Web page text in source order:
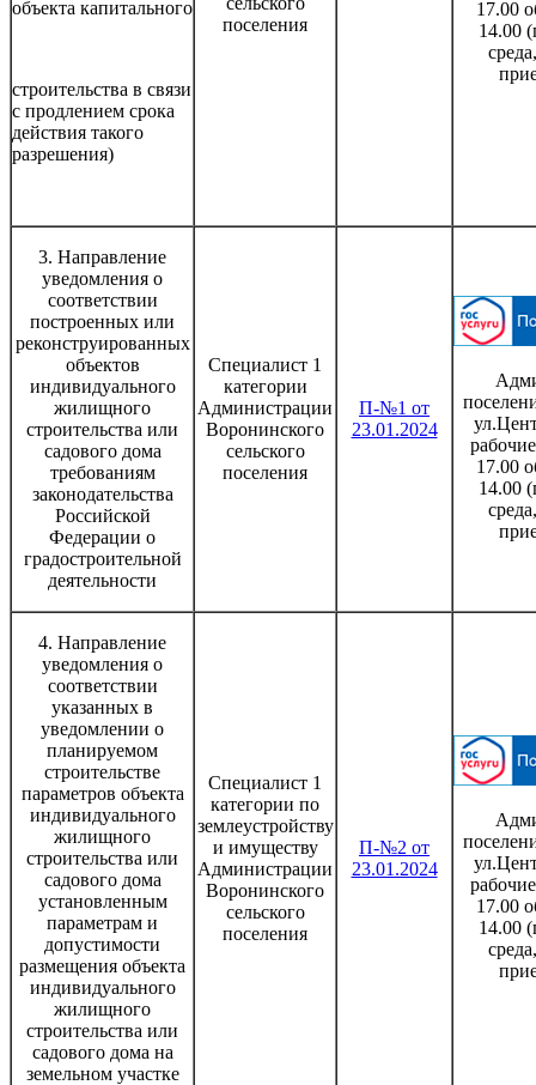
объекта капитального
строительства в связи
с продлением срока
действия такого
разрешения)
поселения
17.00
14.00
3. Направление
уведомления о
соответствии
построенных или
реконструированных
объектов
индивидуального
жилищного
строительства или
садового дома
требованиям
законодательства
Российской
Федерации о
градостроительной
деятельности
Специалист 1
категории
Администрации
Воронинского
сельского
поселения
П-№1 от
23.01.2024
17.00
14.00
4. Направление
уведомления о
соответствии
указанных в
уведомлении о
планируемом
строительстве
параметров объекта
индивидуального
жилищного
строительства или
садового дома
установленным
параметрам и
допустимости
размещения объекта
индивидуального
жилищного
строительства или
садового дома на
земельном участке
Специалист 1
категории по
землеустройству
и имуществу
Администрации
Воронинского
сельского
поселения
П-№2 от
23.01.2024
17.00
14.00